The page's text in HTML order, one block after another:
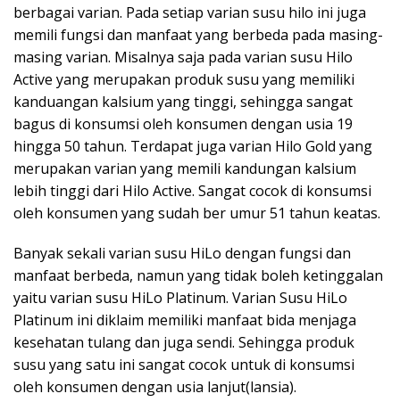
berbagai varian. Pada setiap varian susu hilo ini juga
memili fungsi dan manfaat yang berbeda pada masing-
masing varian. Misalnya saja pada varian susu Hilo
Active yang merupakan produk susu yang memiliki
kanduangan kalsium yang tinggi, sehingga sangat
bagus di konsumsi oleh konsumen dengan usia 19
hingga 50 tahun. Terdapat juga varian Hilo Gold yang
merupakan varian yang memili kandungan kalsium
lebih tinggi dari Hilo Active. Sangat cocok di konsumsi
oleh konsumen yang sudah ber umur 51 tahun keatas.
Banyak sekali varian susu HiLo dengan fungsi dan
manfaat berbeda, namun yang tidak boleh ketinggalan
yaitu varian susu HiLo Platinum. Varian Susu HiLo
Platinum ini diklaim memiliki manfaat bida menjaga
kesehatan tulang dan juga sendi. Sehingga produk
susu yang satu ini sangat cocok untuk di konsumsi
oleh konsumen dengan usia lanjut(lansia).